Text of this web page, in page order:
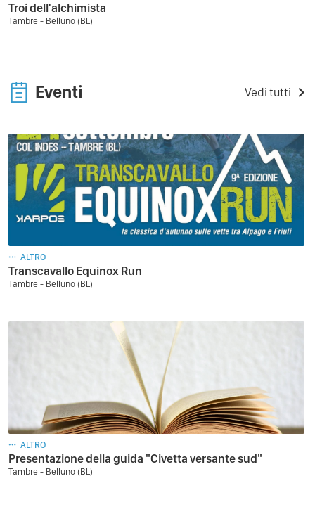
Troi dell'alchimista
Tambre - Belluno (BL)
Eventi Vedi tutti
ALTRO
Transcavallo Equinox Run
Tambre - Belluno (BL)
ALTRO
Presentazione della guida "Civetta versante sud"
Tambre - Belluno (BL)